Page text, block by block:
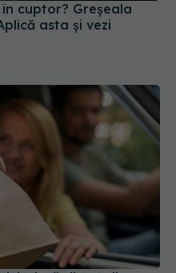
cuptor? Greșeala
asta și vezi